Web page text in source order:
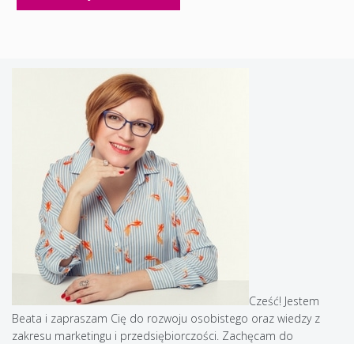
Cześć! Jestem
Beata i zapraszam Cię do rozwoju osobistego oraz wiedzy z
zakresu marketingu i przedsiębiorczości. Zachęcam do